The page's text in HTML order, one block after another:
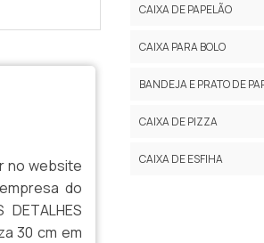
no website
do
30 cm em
CAIXA DE PAPELÃO
CAIXA PARA BOLO
BANDEJA E PRATO DE
CAIXA DE PIZZA
CAIXA DE ESFIHA